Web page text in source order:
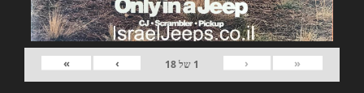
«
‹
1 של18
›
»